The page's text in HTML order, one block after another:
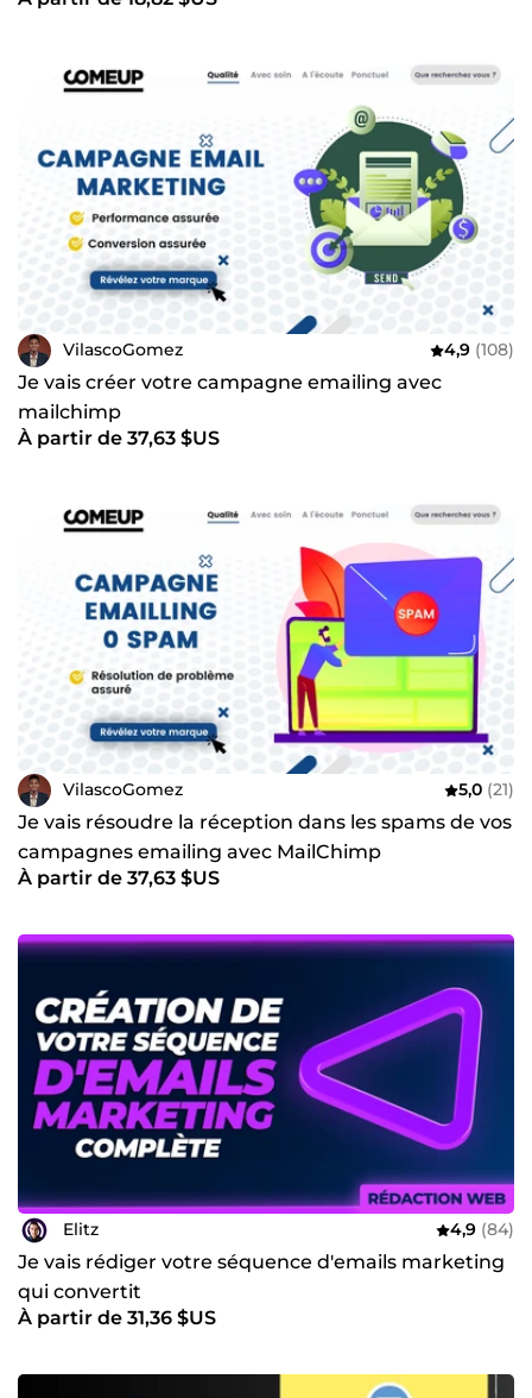
VilascoGomez 4,9 (108)
Je vais créer votre campagne emailing avec
mailchimp
À partir de 37,63 $US
VilascoGomez 5,0 (21)
Je vais résoudre la réception dans les spams de vos
campagnes emailing avec MailChimp
À partir de 37,63 $US
Elitz 4,9 (84)
Je vais rédiger votre séquence d'emails marketing
qui convertit
À partir de 31,36 $US